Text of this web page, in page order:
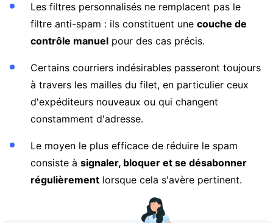
Les filtres personnalisés ne remplacent pas le
filtre anti-spam : ils constituent une couche de
contrôle manuel pour des cas précis.
Certains courriers indésirables passeront toujours
à travers les mailles du filet, en particulier ceux
d'expéditeurs nouveaux ou qui changent
constamment d'adresse.
Le moyen le plus efficace de réduire le spam
consiste à signaler, bloquer et se désabonner
régulièrement lorsque cela s'avère pertinent.